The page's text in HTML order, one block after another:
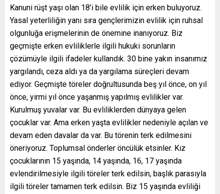
Kanuni rüşt yaşı olan 18’i bile evlilik için erken buluyoruz.
Yasal yeterliliğin yanı sıra gençlerimizin evlilik için ruhsal
olgunluğa erişmelerinin de önemine inanıyoruz. Biz
geçmişte erken evliliklerle ilgili hukuki sorunların
çözümüyle ilgili ifadeler kullandık. 30 bine yakın insanımız
yargılandı, ceza aldı ya da yargılama süreçleri devam
ediyor. Geçmişte töreler doğrultusunda beş yıl önce, on yıl
önce, yirmi yıl önce yaşanmış yapılmış evlilikler var.
Kurulmuş yuvalar var. Bu evliliklerden dünyaya gelen
çocuklar var. Ama erken yaşta evlilikler nedeniyle açılan ve
devam eden davalar da var. Bu törenin terk edilmesini
öneriyoruz. Toplumsal önderler öncülük etsinler. Kız
çocuklarının 15 yaşında, 14 yaşında, 16, 17 yaşında
evlendirilmesiyle ilgili töreler terk edilsin, başlık parasıyla
ilgili töreler tamamen terk edilsin. Biz 15 yaşında evliliği